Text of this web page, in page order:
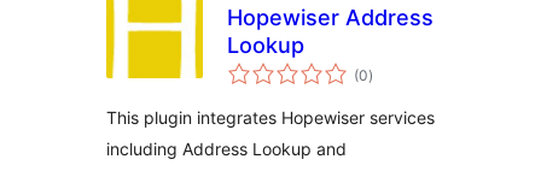
Hopewiser Address
Lookup
(0個
の
価
)
This plugin integrates Hopewiser services
including Address Lookup and